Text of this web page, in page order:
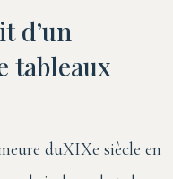
d’un
tableaux
duXIXe siècle en